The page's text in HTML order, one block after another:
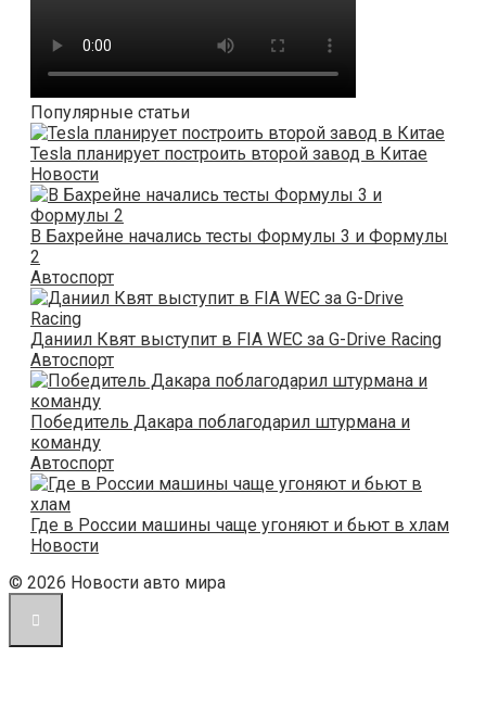
Популярные статьи
Tesla планирует построить второй завод в Китае
Новости
В Бахрейне начались тесты Формулы 3 и Формулы
2
Автоспорт
Даниил Квят выступит в FIA WEC за G-Drive Racing
Автоспорт
Победитель Дакара поблагодарил штурмана и
команду
Автоспорт
Где в России машины чаще угоняют и бьют в хлам
Новости
© 2026 Новости авто мира